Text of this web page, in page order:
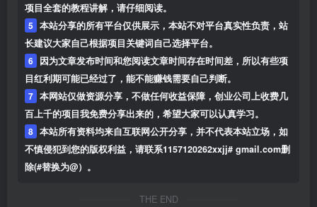
项目全套的教程讲解，请仔细阅读。
5 本站分享的所有平台仅供展示，本站不对平台真实性负责，站
长建议大家自己根据项目关键词自己选择平台。
6 因为文章发布时间和您阅读文章时间存在时间差，所以有些项
目红利期可能已经过了，能不能赚钱需要自己判断。
7 本网站仅做资源分享，不做任何收益保障，创业公司上收费几
百上千的项目我免费分享出来的，希望大家可以认真学习。
8 本站所有资料均来自互联网公开分享，并不代表本站立场，如
不慎侵犯到您的版权利益，请联系1157120262xxjj# gmail.com删
除(#替换为@）。
THE END